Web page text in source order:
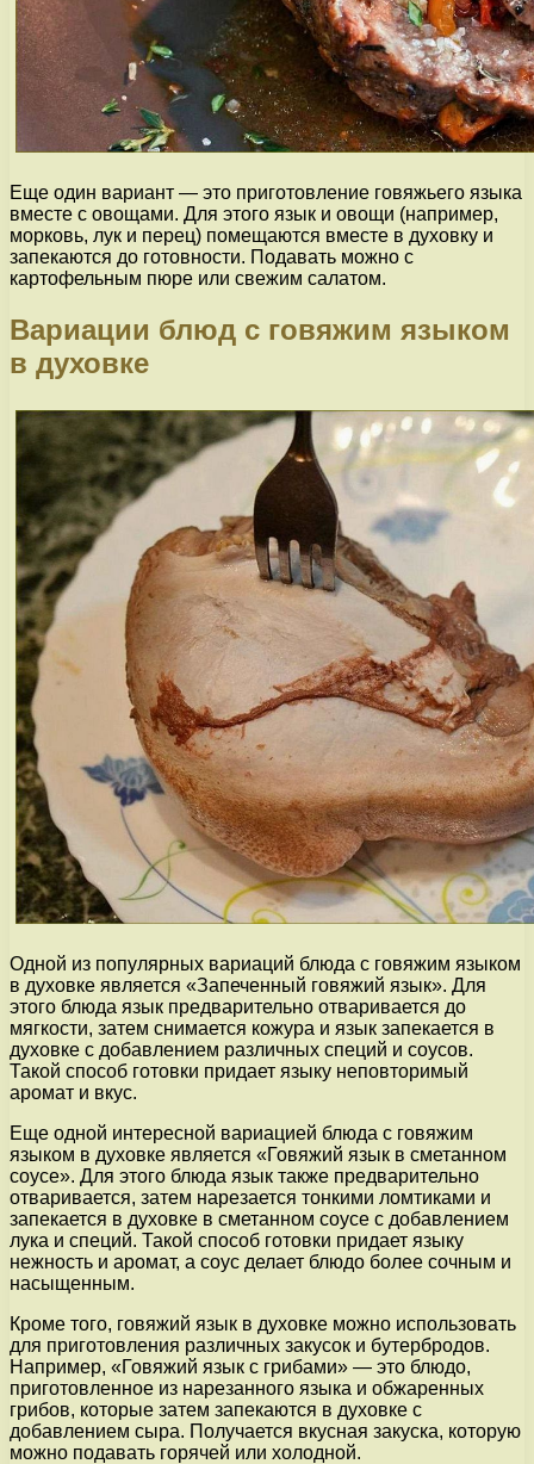
Еще один вариант — это приготовление говяжьего языка
вместе с овощами. Для этого язык и овощи (например,
морковь, лук и перец) помещаются вместе в духовку и
запекаются до готовности. Подавать можно с
картофельным пюре или свежим салатом.
Вариации блюд с говяжим языком
в духовке
Одной из популярных вариаций блюда с говяжим языком
в духовке является «Запеченный говяжий язык». Для
этого блюда язык предварительно отваривается до
мягкости, затем снимается кожура и язык запекается в
духовке с добавлением различных специй и соусов.
Такой способ готовки придает языку неповторимый
аромат и вкус.
Еще одной интересной вариацией блюда с говяжим
языком в духовке является «Говяжий язык в сметанном
соусе». Для этого блюда язык также предварительно
отваривается, затем нарезается тонкими ломтиками и
запекается в духовке в сметанном соусе с добавлением
лука и специй. Такой способ готовки придает языку
нежность и аромат, а соус делает блюдо более сочным и
насыщенным.
Кроме того, говяжий язык в духовке можно использовать
для приготовления различных закусок и бутербродов.
Например, «Говяжий язык с грибами» — это блюдо,
приготовленное из нарезанного языка и обжаренных
грибов, которые затем запекаются в духовке с
добавлением сыра. Получается вкусная закуска, которую
можно подавать горячей или холодной.